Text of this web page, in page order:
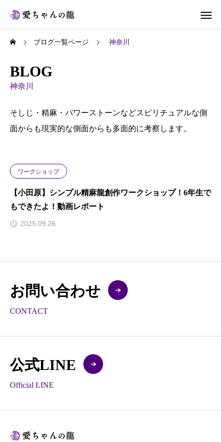
ブログ一覧ページ 神奈川
BLOG
神奈川
そしじ・精麻・パワーストーンなどスピリチュアルな側
面からも現実的な側面からも多面的に考察します。
ワークショップ
【小田原】シンプル精麻龍創作ワークショップ！6年生で
もできたよ！動画レポート
2025.09.26
お問い合わせ
CONTACT
公式LINE
Official LINE